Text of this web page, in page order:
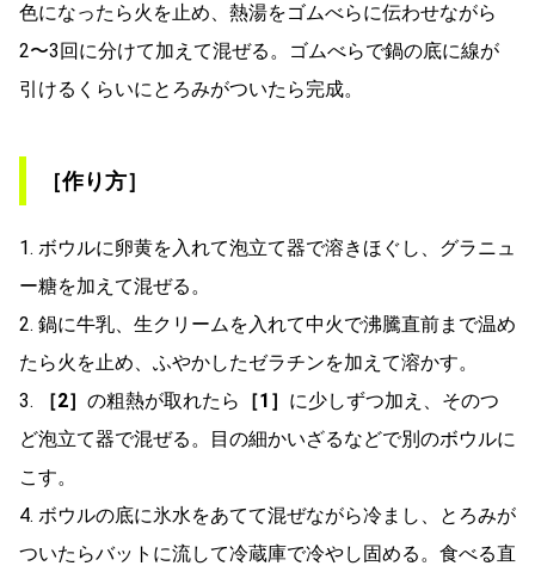
色になったら火を止め、熱湯をゴムべらに伝わせながら
2〜3回に分けて加えて混ぜる。ゴムべらで鍋の底に線が
引けるくらいにとろみがついたら完成。
［作り方］
1. ボウルに卵黄を入れて泡立て器で溶きほぐし、グラニュ
ー糖を加えて混ぜる。
2. 鍋に牛乳、生クリームを入れて中火で沸騰直前まで温め
たら火を止め、ふやかしたゼラチンを加えて溶かす。
3. ［2］ の粗熱が取れたら ［1］ に少しずつ加え、そのつ
ど泡立て器で混ぜる。目の細かいざるなどで別のボウルに
こす。
4. ボウルの底に氷水をあてて混ぜながら冷まし、とろみが
ついたらバットに流して冷蔵庫で冷やし固める。食べる直